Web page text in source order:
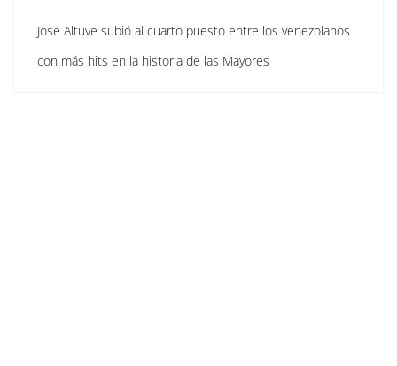
José Altuve subió al cuarto puesto entre los venezolanos
con más hits en la historia de las Mayores